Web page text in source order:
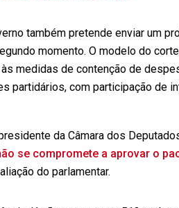
também pretende enviar um
momento. O modelo do
às medidas de contenção de
partidários, com participação de
da Câmara dos
se compromete a aprovar o
do parlamentar.